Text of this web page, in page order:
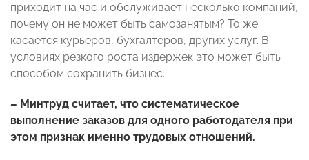
приходит на час и обслуживает несколько компаний,
почему он не может быть самозанятым? То же
касается курьеров, бухгалтеров, других услуг. В
условиях резкого роста издержек это может быть
способом сохранить бизнес.
– Минтруд считает, что систематическое
выполнение заказов для одного работодателя при
этом признак именно трудовых отношений.